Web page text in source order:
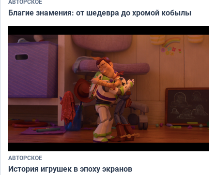
Благие знамения: от шедевра до хромой кобылы
АВТОРСКОЕ
История игрушек в эпоху экранов